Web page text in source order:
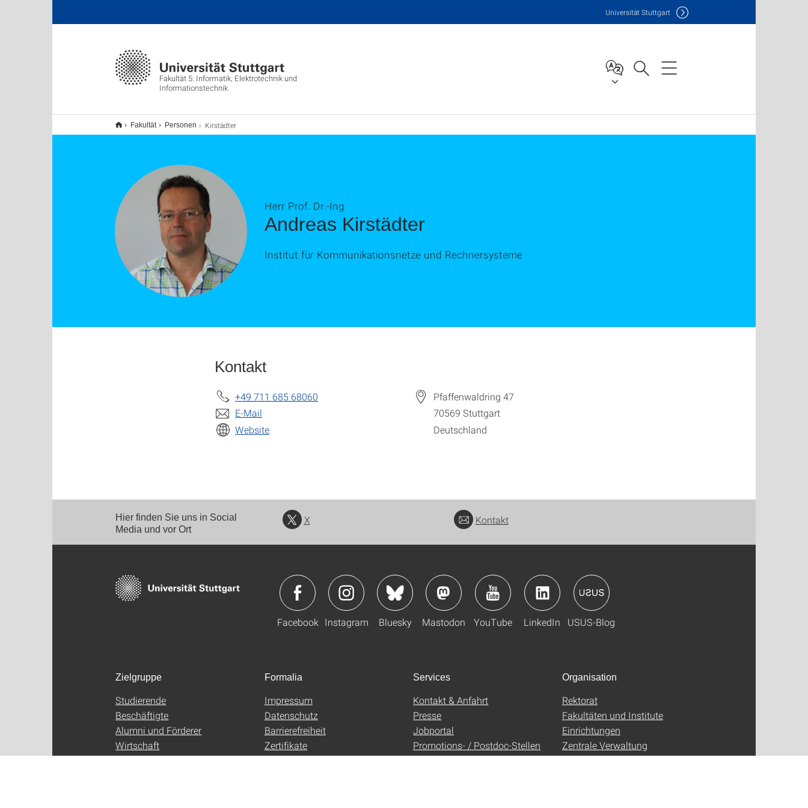
Fakultät 5: Informatik, Elektrotechnik und
Informationstechnik
Universität Stuttgart
Fakultät Personen Kirstädter
Andreas Kirstädter
Herr Prof. Dr.-Ing.
Institut für Kommunikationsnetze und Rechnersysteme
Kontakt
+49 711 685 68060
E-Mail
Website
Pfaffenwaldring 47
70569 Stuttgart
Deutschland
Hier finden Sie uns in Social
Media und vor Ort
X Kontakt
Facebook Instagram Bluesky Mastodon YouTube LinkedIn USUS-Blog
Zielgruppe
Studierende
Beschäftigte
Alumni und Förderer
Wirtschaft
Formalia
Impressum
Datenschutz
Barrierefreiheit
Zertifikate
Services
Kontakt & Anfahrt
Presse
Jobportal
Promotions- / Postdoc-Stellen
Organisation
Rektorat
Fakultäten und Institute
Einrichtungen
Zentrale Verwaltung